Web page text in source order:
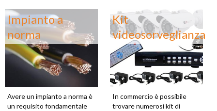
Impianto a
norma
Avere un impianto a norma è
un requisito fondamentale
Kit
videosorveglianza
In commercio è possibile
trovare numerosi kit di